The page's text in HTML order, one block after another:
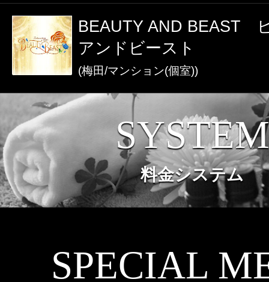
夏の特集イベント開催中！
激アツなお店を多数掲載！
メンズエステ店
お店を探す
お店検索ページへ
セラピスト
セラピストを探す
ランキング
クーポン
BEAUTY AND BEAST
アンドビースト
(梅田/マンション(個室))
SYSTEM
料金システム
SPECIAL